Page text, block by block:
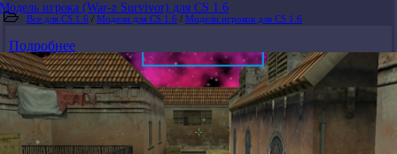
Модель игрока (War-z Survivor) для CS 1.6
Все для CS 1.6 / Модели для CS 1.6 / Модели игроков для CS 1.6
Подробнее